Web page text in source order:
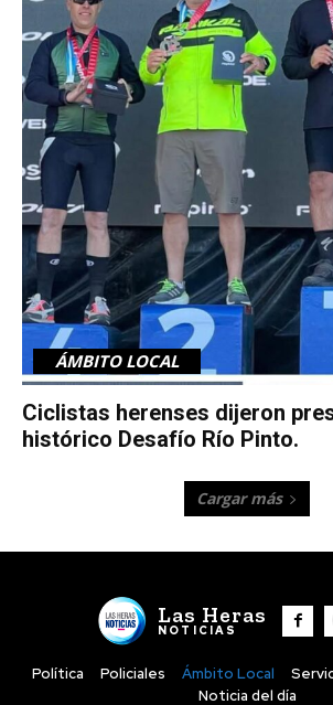
ÁMBITO LOCAL
Ciclistas herenses dijeron
histórico Desafío Río Pinto.
Cargar más
Las Heras
NOTICIAS
Política Policiales Ámbito Local
Noticia del día